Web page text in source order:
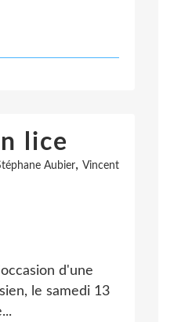
lice
Aubier, Vincent
d'une
le samedi 13